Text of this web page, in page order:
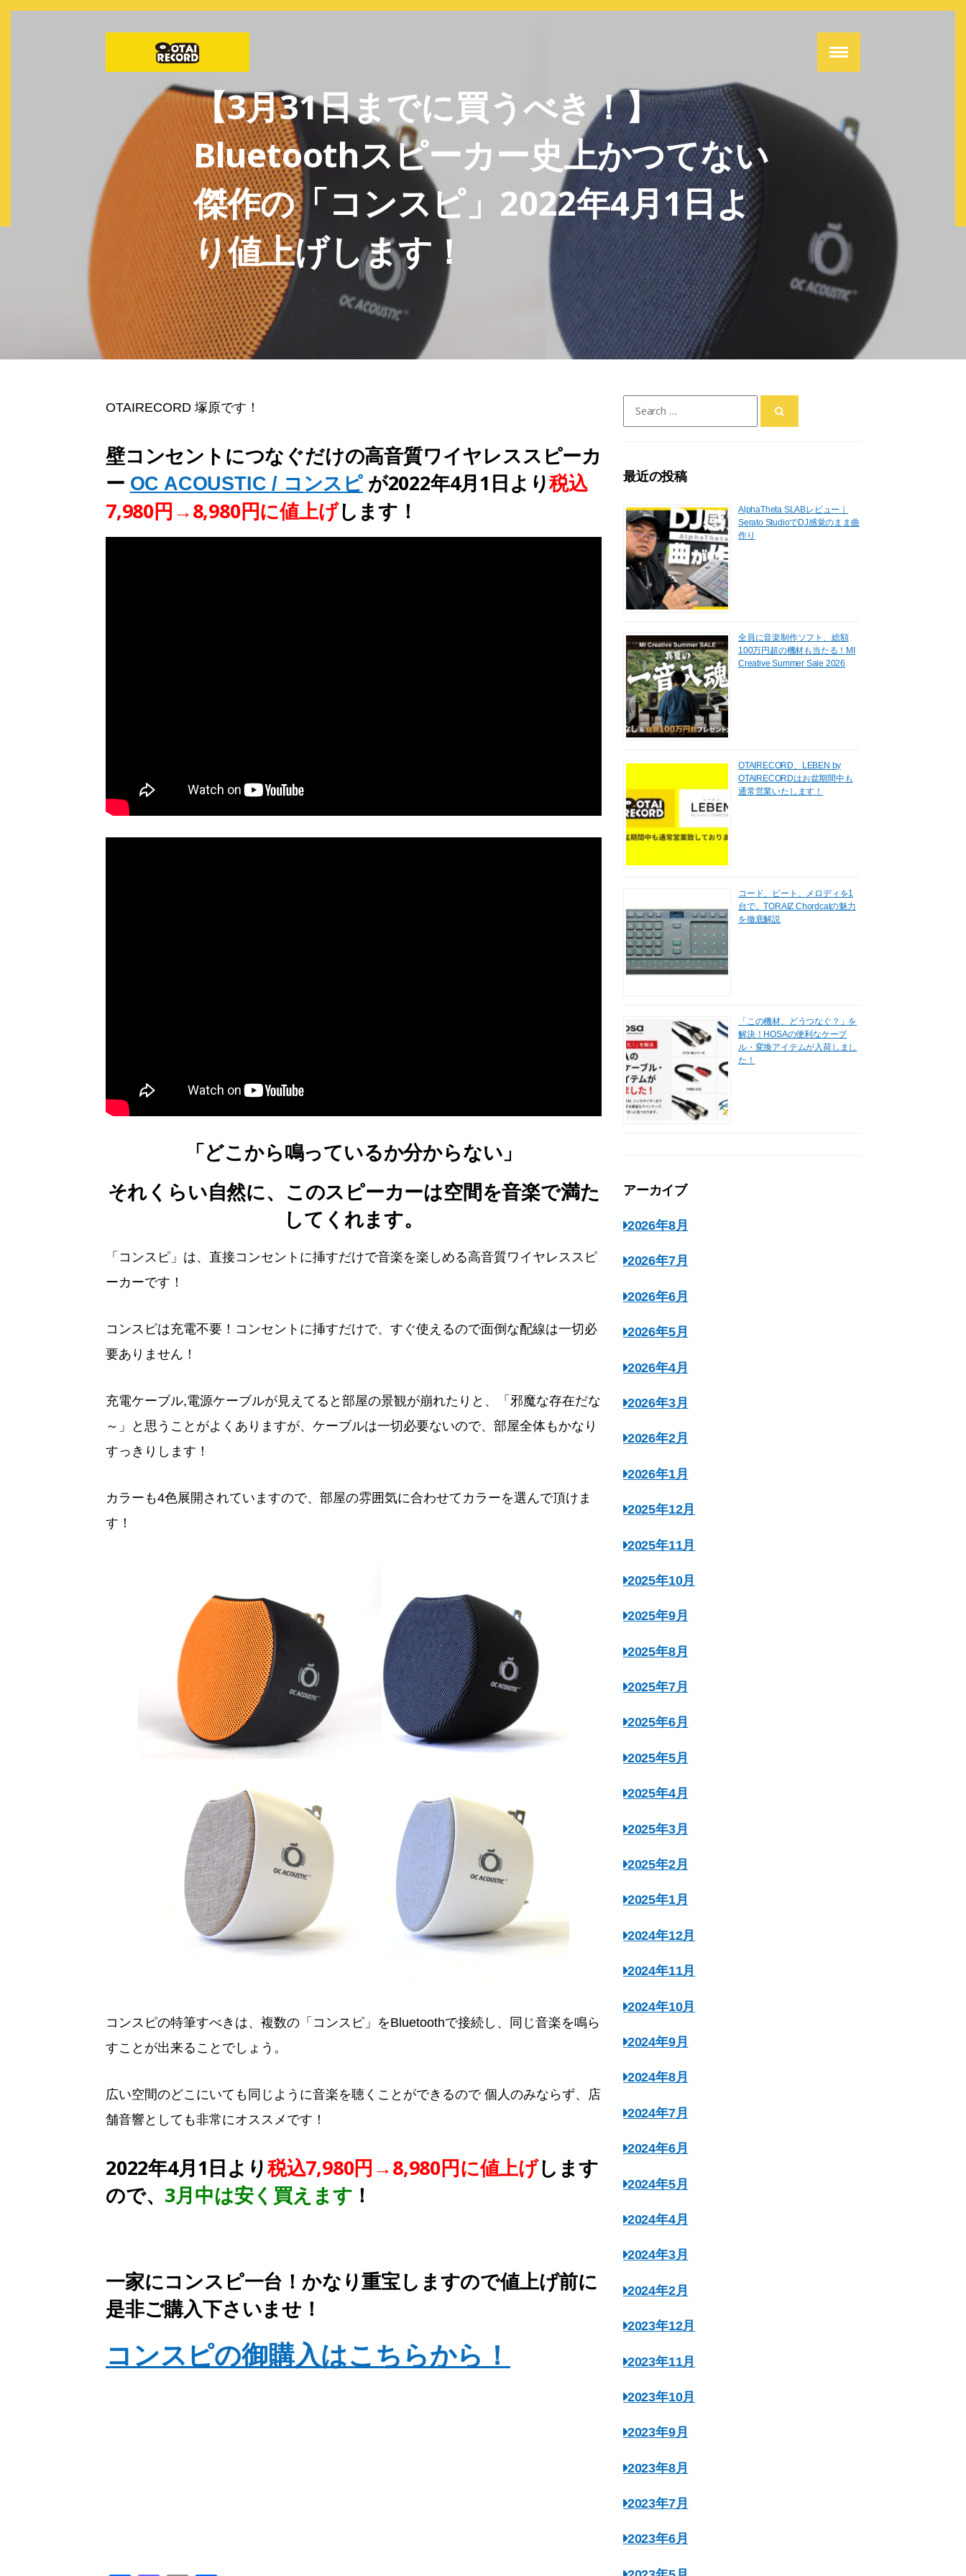
【3月31日までに買うべき！】
Bluetoothスピーカー史上かつてない
傑作の「コンスピ」2022年4月1日よ
り値上げします！
OTAIRECORD 塚原です！
壁コンセントにつなぐだけの高音質ワイヤレススピーカ
ー OC ACOUSTIC / コンスピ が2022年4月1日より税込
7,980円→8,980円に値上げします！
「どこから鳴っているか分からない」
それくらい自然に、このスピーカーは空間を音楽で満た
してくれます。
「コンスピ」は、直接コンセントに挿すだけで音楽を楽しめる高音質ワイヤレススピ
ーカーです！
コンスピは充電不要！コンセントに挿すだけで、すぐ使えるので面倒な配線は一切必
要ありません！
充電ケーブル,電源ケーブルが見えてると部屋の景観が崩れたりと、「邪魔な存在だな
～」と思うことがよくありますが、ケーブルは一切必要ないので、部屋全体もかなり
すっきりします！
カラーも4色展開されていますので、部屋の雰囲気に合わせてカラーを選んで頂けま
す！
コンスピの特筆すべきは、複数の「コンスピ」をBluetoothで接続し、同じ音楽を鳴ら
すことが出来ることでしょう。
広い空間のどこにいても同じように音楽を聴くことができるので 個人のみならず、店
舗音響としても非常にオススメです！
2022年4月1日より税込7,980円→8,980円に値上げします
ので、 3月中は安く買えます ！
一家にコンスピ一台！かなり重宝しますので値上げ前に
是非ご購入下さいませ！
コンスピの御購入はこちらから！
for:
最近の投稿
AlphaTheta SLABレビュー｜
Serato StudioでDJ感覚のまま曲
作り
全員に音楽制作ソフト、総額
100万円超の機材も当たる！MI
Creative Summer Sale 2026
OTAIRECORD、LEBEN by
OTAIRECORDはお盆期間中も
通常営業いたします！
コード、ビート、メロディを1
台で。TORAIZ Chordcatの魅力
を徹底解説
「この機材、どうつなぐ？」を
解決！HOSAの便利なケーブ
ル・変換アイテムが入荷しまし
た！
アーカイブ
2026年8月
2026年7月
2026年6月
2026年5月
2026年4月
2026年3月
2026年2月
2026年1月
2025年12月
2025年11月
2025年10月
2025年9月
2025年8月
2025年7月
2025年6月
2025年5月
2025年4月
2025年3月
2025年2月
2025年1月
2024年12月
2024年11月
2024年10月
2024年9月
2024年8月
2024年7月
2024年6月
2024年5月
2024年4月
2024年3月
2024年2月
2023年12月
2023年11月
2023年10月
2023年9月
2023年8月
2023年7月
2023年6月